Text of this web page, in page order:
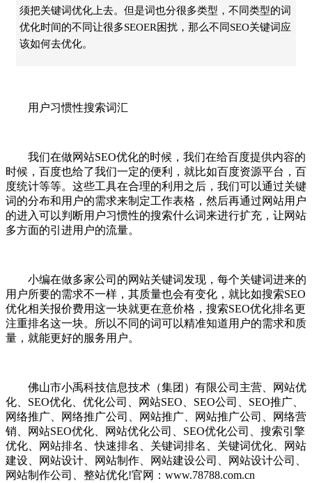
须把关键词优化上去。但是词也分很多类型，不同类型的词
优化时间的不同让很多SEOER困扰，那么不同SEO关键词应
该如何去优化。
用户习惯性搜索词汇
我们在做网站SEO优化的时候，我们在给百度提供内容的
时候，百度也给了我们一定的便利，就比如百度资源平台，百
度统计等等。这些工具在合理的利用之后，我们可以通过关键
词的分布和用户的需求来制定工作表格，然后再通过网站用户
的进入可以判断用户习惯性的搜索什么词来进行扩充，让网站
多方面的引进用户的流量。
小编在做多家公司的网站关键词发现，每个关键词进来的
用户所要的需求不一样，其质量也会有变化，就比如搜索SEO
优化相关报价费用这一块就更在意价格，搜索SEO优化排名更
注重排名这一块。所以不同的词可以精准知道用户的需求和质
量，就能更好的服务用户。
佛山市小禹科技信息技术（集团）有限公司主营、网站优
化、SEO优化、优化公司、网站SEO、SEO公司、SEO推广、
网络推广、网络推广公司、网站推广、网站推广公司、网络营
销、网站SEO优化、网站优化公司、SEO优化公司、搜索引擎
优化、网站排名、快速排名、关键词排名、关键词优化、网站
建设、网站设计、网站制作、网站建设公司、网站设计公司、
网站制作公司、整站优化!官网：www.78788.com.cn